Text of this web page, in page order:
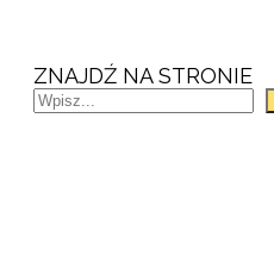
ZNAJDŹ NA STRONIE